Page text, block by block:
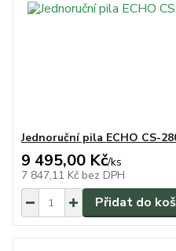
Jednoruční pila ECHO CS-
9 495,00 Kč/ks
7 847,11 Kč bez DPH
Přidat do